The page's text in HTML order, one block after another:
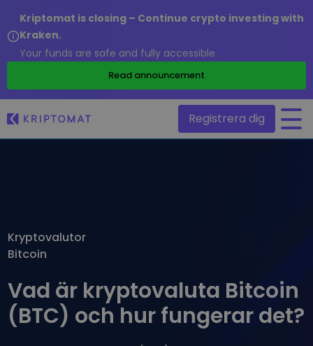
Kriptomat is closing – Continue crypto investing with
Kraken.
Your funds are safe and fully accessible.
Read announcement
Hitta investeringsmöjligheter
Nyligen tillagda
Om jag köpte för 100€…
...skulle det idag vara värt
Köp och sälj krypto
Köp över 300 kryptovalutor
Utbyte av krypto
Över 1 000 olika paralternativ
Intelligenta portföljer
Registrera dig
/
Kryptovalutor
Bitcoin
Vad är kryptovaluta Bitcoin
(BTC) och hur fungerar det?